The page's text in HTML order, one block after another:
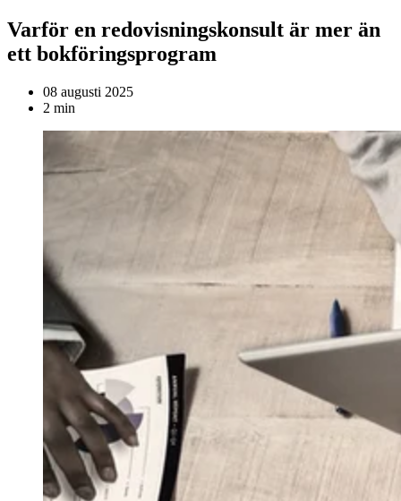
Varför en redovisningskonsult är mer än
ett bokföringsprogram
08 augusti 2025
2 min